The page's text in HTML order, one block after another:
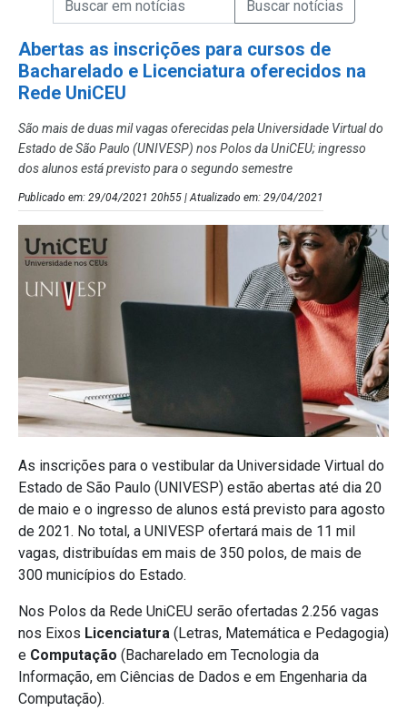
Abertas as inscrições para cursos de
Bacharelado e Licenciatura oferecidos na
Rede UniCEU
São mais de duas mil vagas oferecidas pela Universidade Virtual do
Estado de São Paulo (UNIVESP) nos Polos da UniCEU; ingresso
dos alunos está previsto para o segundo semestre
Publicado em: 29/04/2021 20h55 | Atualizado em: 29/04/2021
As inscrições para o vestibular da Universidade Virtual do
Estado de São Paulo (UNIVESP) estão abertas até dia 20
de maio e o ingresso de alunos está previsto para agosto
de 2021. No total, a UNIVESP ofertará mais de 11 mil
vagas, distribuídas em mais de 350 polos, de mais de
300 municípios do Estado.
Nos Polos da Rede UniCEU serão ofertadas 2.256 vagas
nos Eixos Licenciatura (Letras, Matemática e Pedagogia)
e Computação (Bacharelado em Tecnologia da
Informação, em Ciências de Dados e em Engenharia da
Computação).